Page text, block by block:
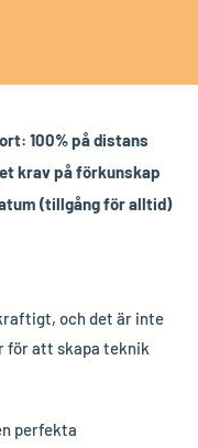
100% på distans
krav på förkunskap
(tillgång för alltid)
och det är inte
för att skapa teknik
perfekta